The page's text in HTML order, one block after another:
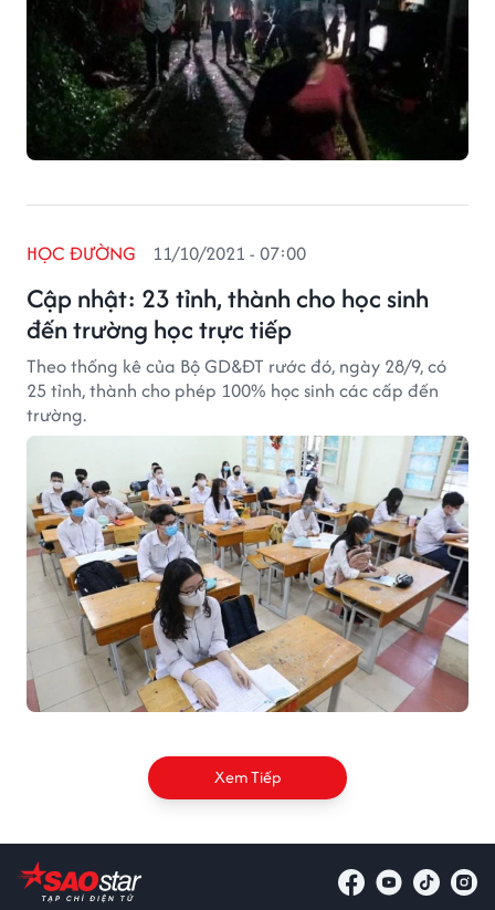
Cập nhật: 23 tỉnh, thành cho học sinh
đến trường học trực tiếp
HỌC ĐƯỜNG 11/10/2021 - 07:00
Theo thống kê của Bộ GD&ĐT rước đó, ngày 28/9, có
25 tỉnh, thành cho phép 100% học sinh các cấp đến
trường.
Xem Tiếp